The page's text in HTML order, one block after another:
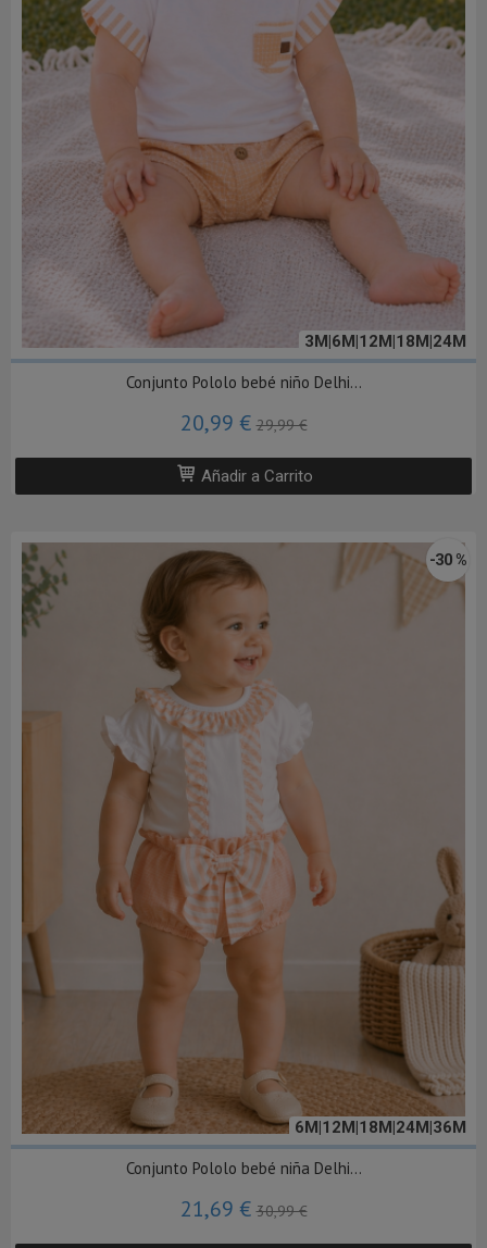
3M|6M|12M|18M|24M
Conjunto Pololo bebé niño Delhi...
20,99 €29,99 €
Añadir a Carrito
6M|12M|18M|24M|36M
-30 %
Conjunto Pololo bebé niña Delhi...
21,69 €30,99 €